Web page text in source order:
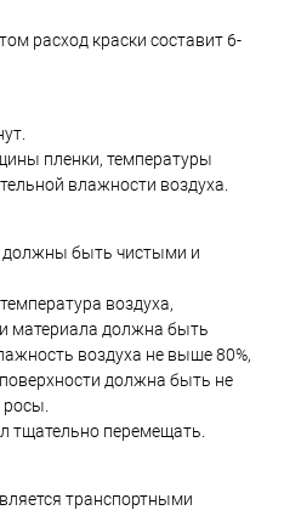
расход краски составит 6-
пленки, температуры
влажности воздуха.
быть чистыми и
воздуха,
материала должна быть
воздуха не выше 80%,
должна быть не
тщательно перемещать.
транспортными